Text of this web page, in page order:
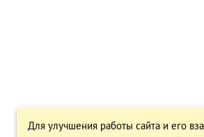
Для улучшения работы сайта и его